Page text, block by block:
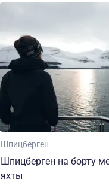
Шпицберген
Шпицберген на борту
яхты